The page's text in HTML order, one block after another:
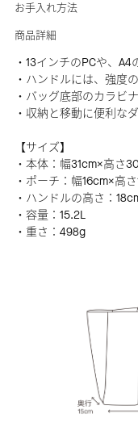
お手入れ方法
商品詳細
・13インチのPCや、
・ハンドルには、強度
・バッグ底部のカラビ
・収納と移動に便利な
【サイズ】
・本体：幅31cm×高さ
・ポーチ：幅16cm×高
・ハンドルの高さ：
・容量：15.2L
・重さ：498g